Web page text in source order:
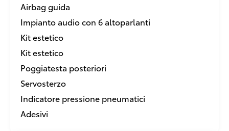
Airbag guida
Impianto audio con 6 altoparlanti
Kit estetico
Kit estetico
Poggiatesta posteriori
Servosterzo
Indicatore pressione pneumatici
Adesivi